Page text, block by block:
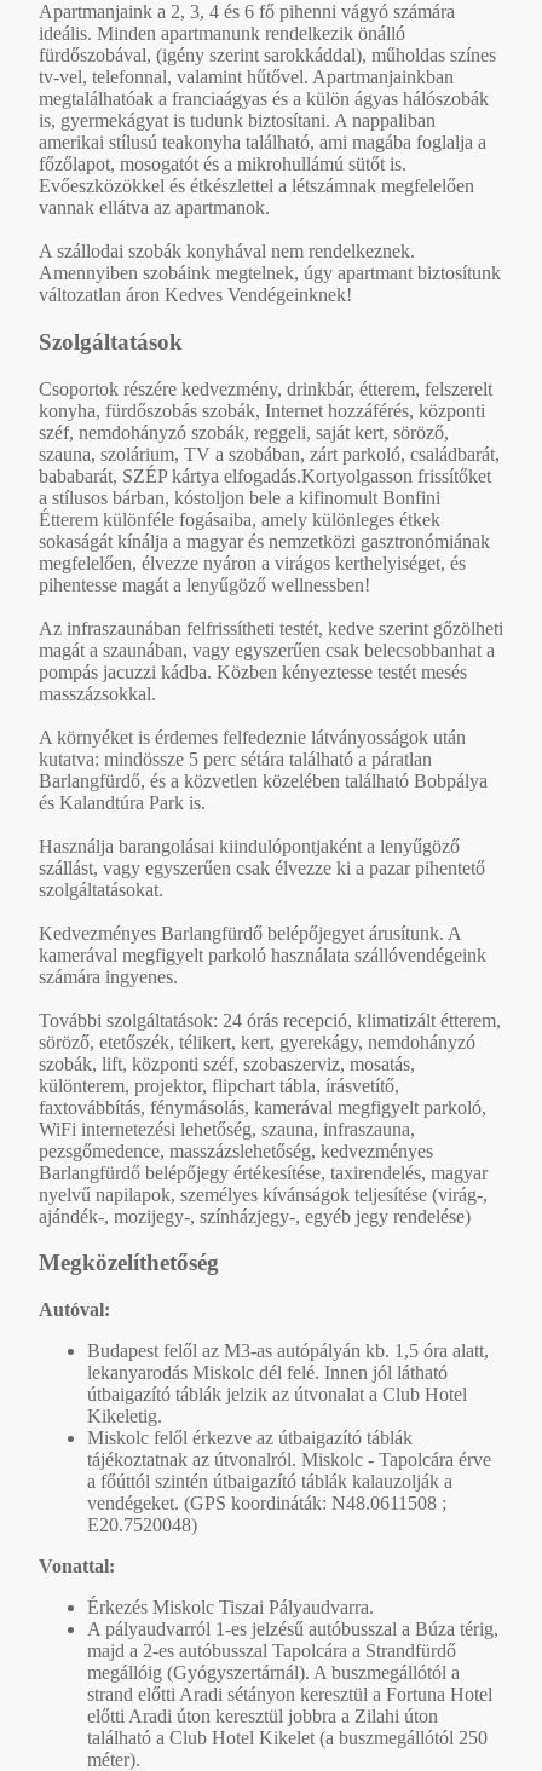
Apartmanjaink a 2, 3, 4 és 6 fő pihenni vágyó számára
ideális. Minden apartmanunk rendelkezik önálló
fürdőszobával, (igény szerint sarokkáddal), műholdas színes
tv-vel, telefonnal, valamint hűtővel. Apartmanjainkban
megtalálhatóak a franciaágyas és a külön ágyas hálószobák
is, gyermekágyat is tudunk biztosítani. A nappaliban
amerikai stílusú teakonyha található, ami magába foglalja a
főzőlapot, mosogatót és a mikrohullámú sütőt is.
Evőeszközökkel és étkészlettel a létszámnak megfelelően
vannak ellátva az apartmanok.
A szállodai szobák konyhával nem rendelkeznek.
Amennyiben szobáink megtelnek, úgy apartmant biztosítunk
változatlan áron Kedves Vendégeinknek!
Szolgáltatások
Csoportok részére kedvezmény, drinkbár, étterem, felszerelt
konyha, fürdőszobás szobák, Internet hozzáférés, központi
széf, nemdohányzó szobák, reggeli, saját kert, söröző,
szauna, szolárium, TV a szobában, zárt parkoló, családbarát,
bababarát, SZÉP kártya elfogadás.Kortyolgasson frissítőket
a stílusos bárban, kóstoljon bele a kifinomult Bonfini
Étterem különféle fogásaiba, amely különleges étkek
sokaságát kínálja a magyar és nemzetközi gasztronómiának
megfelelően, élvezze nyáron a virágos kerthelyiséget, és
pihentesse magát a lenyűgöző wellnessben!
Az infraszaunában felfrissítheti testét, kedve szerint gőzölheti
magát a szaunában, vagy egyszerűen csak belecsobbanhat a
pompás jacuzzi kádba. Közben kényeztesse testét mesés
masszázsokkal.
A környéket is érdemes felfedeznie látványosságok után
kutatva: mindössze 5 perc sétára található a páratlan
Barlangfürdő, és a közvetlen közelében található Bobpálya
és Kalandtúra Park is.
Használja barangolásai kiindulópontjaként a lenyűgöző
szállást, vagy egyszerűen csak élvezze ki a pazar pihentető
szolgáltatásokat.
Kedvezményes Barlangfürdő belépőjegyet árusítunk. A
kamerával megfigyelt parkoló használata szállóvendégeink
számára ingyenes.
További szolgáltatások: 24 órás recepció, klimatizált étterem,
söröző, etetőszék, télikert, kert, gyerekágy, nemdohányzó
szobák, lift, központi széf, szobaszerviz, mosatás,
különterem, projektor, flipchart tábla, írásvetítő,
faxtovábbítás, fénymásolás, kamerával megfigyelt parkoló,
WiFi internetezési lehetőség, szauna, infraszauna,
pezsgőmedence, masszázslehetőség, kedvezményes
Barlangfürdő belépőjegy értékesítése, taxirendelés, magyar
nyelvű napilapok, személyes kívánságok teljesítése (virág-,
ajándék-, mozijegy-, színházjegy-, egyéb jegy rendelése)
Megközelíthetőség
Autóval:
Budapest felől az M3-as autópályán kb. 1,5 óra alatt,
lekanyarodás Miskolc dél felé. Innen jól látható
útbaigazító táblák jelzik az útvonalat a Club Hotel
Kikeletig.
Miskolc felől érkezve az útbaigazító táblák
tájékoztatnak az útvonalról. Miskolc - Tapolcára érve
a főúttól szintén útbaigazító táblák kalauzolják a
vendégeket. (GPS koordináták: N48.0611508 ;
E20.7520048)
Vonattal:
Érkezés Miskolc Tiszai Pályaudvarra.
A pályaudvarról 1-es jelzésű autóbusszal a Búza térig,
majd a 2-es autóbusszal Tapolcára a Strandfürdő
megállóig (Gyógyszertárnál). A buszmegállótól a
strand előtti Aradi sétányon keresztül a Fortuna Hotel
előtti Aradi úton keresztül jobbra a Zilahi úton
található a Club Hotel Kikelet (a buszmegállótól 250
méter).